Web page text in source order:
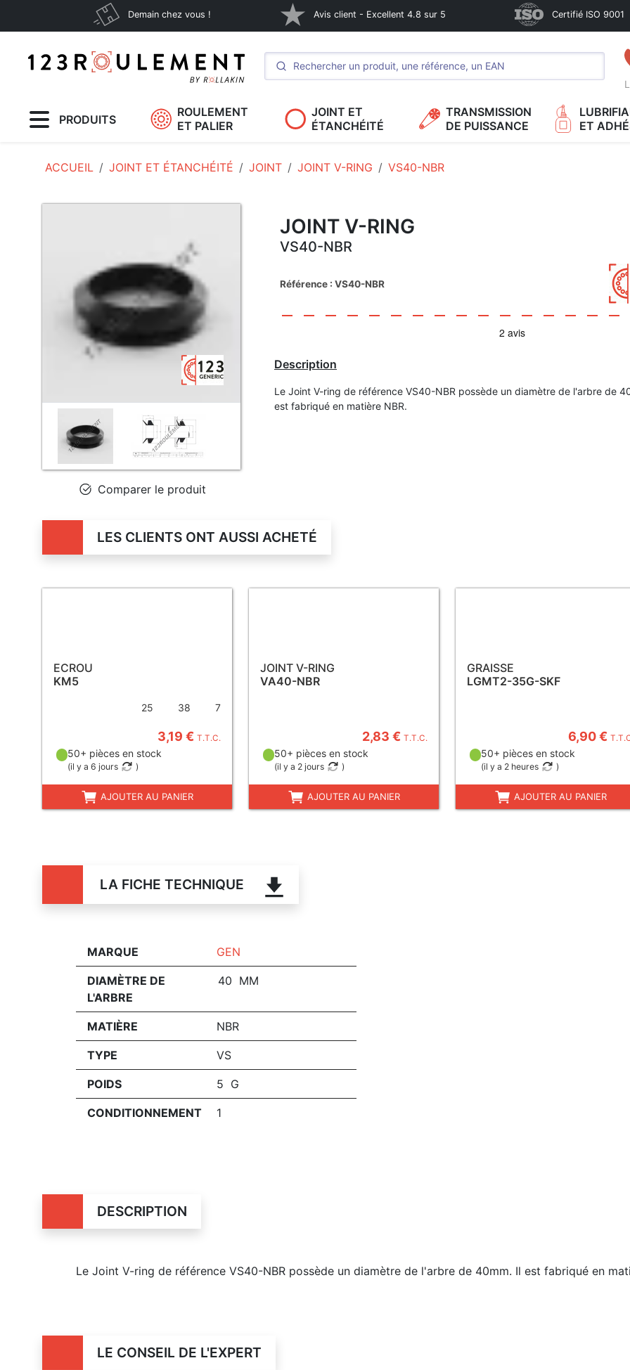
Demain chez vous ! Avis client - Excellent 4.8 sur 5 Certifié ISO 9001
PRODUITS
ROULEMENT
ET PALIER
JOINT ET
ÉTANCHÉITÉ
TRANSMISSION
DE PUISSANCE
ET
ACCUEIL JOINT ET ÉTANCHÉITÉ JOINT JOINT V-RING VS40-NBR
Comparer le produit
JOINT V-RING
VS40-NBR
Référence : VS40-NBR
Description
Le Joint V-ring de référence VS40-NBR possède un diamètre de l'arbre de
est fabriqué en matière NBR.
LES CLIENTS ONT AUSSI ACHETÉ
ECROU
KM5
25 38 7
3,19 € T.T.C.
50+ pièces en stock
(il y a 6 jours )
AJOUTER AU PANIER
JOINT V-RING
VA40-NBR
2,83 € T.T.C.
50+ pièces en stock
(il y a 2 jours )
AJOUTER AU PANIER
GRAISSE
LGMT2-35G-SKF
6,90 €
50+ pièces en stock
(il y a 2 heures )
AJOUTER AU PANIER
LA FICHE TECHNIQUE
MARQUE GEN
DIAMÈTRE DE
L'ARBRE
40 MM
MATIÈRE NBR
TYPE VS
POIDS 5 G
CONDITIONNEMENT 1
DESCRIPTION
Le Joint V-ring de référence VS40-NBR possède un diamètre de l'arbre de 40mm. Il est fabriqué en
LE CONSEIL DE L'EXPERT